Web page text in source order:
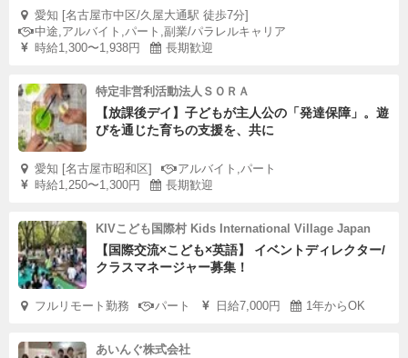
愛知 [名古屋市中区/久屋大通駅 徒歩7分]
中途,アルバイト,パート,副業/パラレルキャリア
時給1,300〜1,938円
長期歓迎
特定非営利活動法人ＳＯＲＡ
【放課後デイ】子どもが主人公の「発達保障」。遊
びを通じた育ちの支援を、共に
愛知 [名古屋市昭和区]
アルバイト,パート
時給1,250〜1,300円
長期歓迎
KIVこども国際村 Kids International Village Japan
【国際交流×こども×英語】 イベントディレクター/
クラスマネージャー募集！
フルリモート勤務 パート 日給7,000円 1年からOK
あいんぐ株式会社